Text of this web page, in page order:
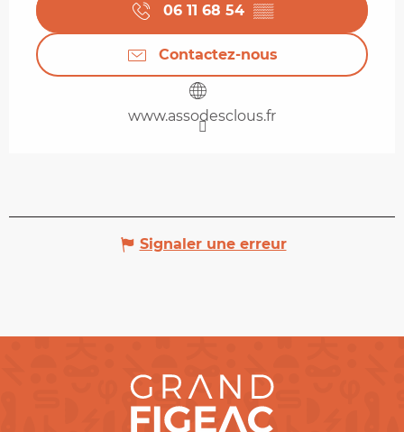
06 11 68 54 ▒▒
Contactez-nous
www.assodesclous.fr
Signaler une erreur